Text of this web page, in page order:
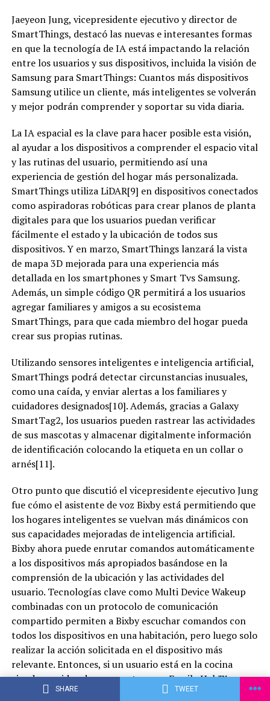
SHARE TWEET
Jaeyeon Jung, vicepresidente ejecutivo y director de
SmartThings, destacó las nuevas e interesantes formas
en que la tecnología de IA está impactando la relación
entre los usuarios y sus dispositivos, incluida la visión de
Samsung para SmartThings: Cuantos más dispositivos
Samsung utilice un cliente, más inteligentes se volverán
y mejor podrán comprender y soportar su vida diaria.
La IA espacial es la clave para hacer posible esta visión,
al ayudar a los dispositivos a comprender el espacio vital
y las rutinas del usuario, permitiendo así una
experiencia de gestión del hogar más personalizada.
SmartThings utiliza LiDAR[9] en dispositivos conectados
como aspiradoras robóticas para crear planos de planta
digitales para que los usuarios puedan verificar
fácilmente el estado y la ubicación de todos sus
dispositivos. Y en marzo, SmartThings lanzará la vista
de mapa 3D mejorada para una experiencia más
detallada en los smartphones y Smart Tvs Samsung.
Además, un simple código QR permitirá a los usuarios
agregar familiares y amigos a su ecosistema
SmartThings, para que cada miembro del hogar pueda
crear sus propias rutinas.
Utilizando sensores inteligentes e inteligencia artificial,
SmartThings podrá detectar circunstancias inusuales,
como una caída, y enviar alertas a los familiares y
cuidadores designados[10]. Además, gracias a Galaxy
SmartTag2, los usuarios pueden rastrear las actividades
de sus mascotas y almacenar digitalmente información
de identificación colocando la etiqueta en un collar o
arnés[11].
Otro punto que discutió el vicepresidente ejecutivo Jung
fue cómo el asistente de voz Bixby está permitiendo que
los hogares inteligentes se vuelvan más dinámicos con
sus capacidades mejoradas de inteligencia artificial.
Bixby ahora puede enrutar comandos automáticamente
a los dispositivos más apropiados basándose en la
comprensión de la ubicación y las actividades del
usuario. Tecnologías clave como Multi Device Wakeup
combinadas con un protocolo de comunicación
compartido permiten a Bixby escuchar comandos con
todos los dispositivos en una habitación, pero luego solo
realizar la acción solicitada en el dispositivo más
relevante. Entonces, si un usuario está en la cocina
viendo un video de una receta en su Family Hub™,
puede gritar: “¡Oye, Bixby! ¡Reproducir música!” En ese